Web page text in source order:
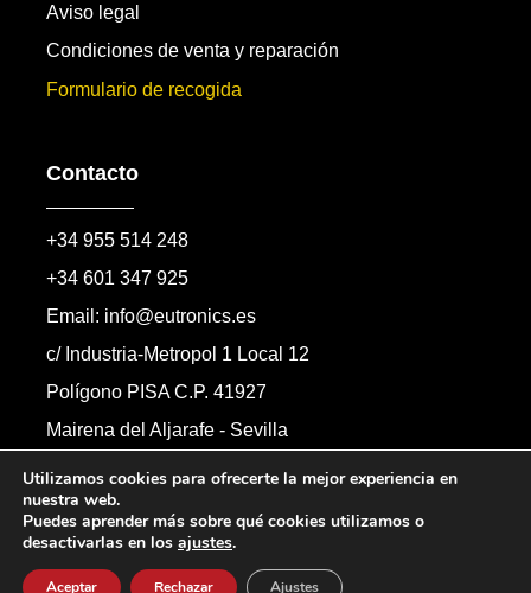
Aviso legal
Condiciones de venta y reparación
Formulario de recogida
Contacto
+34 955 514 248
+34 601 347 925
Email: info@eutronics.es
c/ Industria-Metropol 1 Local 12
Polígono PISA C.P. 41927
Mairena del Aljarafe - Sevilla
Formulario de contacto
Todos los derechos reservados.
Utilizamos cookies para ofrecerte la mejor experiencia en
nuestra web.
Puedes aprender más sobre qué cookies utilizamos o
desactivarlas en los ajustes.
Aceptar Rechazar Ajustes